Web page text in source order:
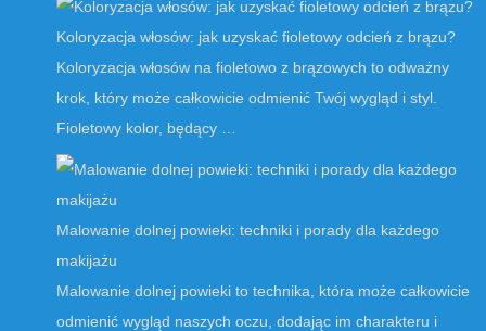
Koloryzacja włosów: jak uzyskać fioletowy odcień z brązu?
Koloryzacja włosów na fioletowo z brązowych to odważny
krok, który może całkowicie odmienić Twój wygląd i styl.
Fioletowy kolor, będący …
Malowanie dolnej powieki: techniki i porady dla każdego
makijażu
Malowanie dolnej powieki to technika, która może całkowicie
odmienić wygląd naszych oczu, dodając im charakteru i